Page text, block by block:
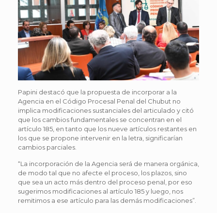
Papini destacó que la propuesta de incorporar a la
Agencia en el Código Procesal Penal del Chubut no
implica modificaciones sustanciales del articulado y citó
que los cambios fundamentales se concentran en el
artículo 185, en tanto que los nueve artículos restantes en
los que se propone intervenir en la letra, significarían
cambios parciales.
“La incorporación de la Agencia será de manera orgánica,
de modo tal que no afecte el proceso, los plazos, sino
que sea un acto más dentro del proceso penal, por eso
sugerimos modificaciones al artículo 185 y luego, nos
remitimos a ese artículo para las demás modificaciones”.